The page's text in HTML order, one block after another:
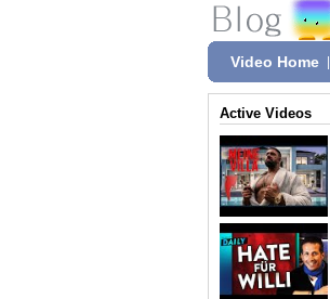
Video Home
Active Videos